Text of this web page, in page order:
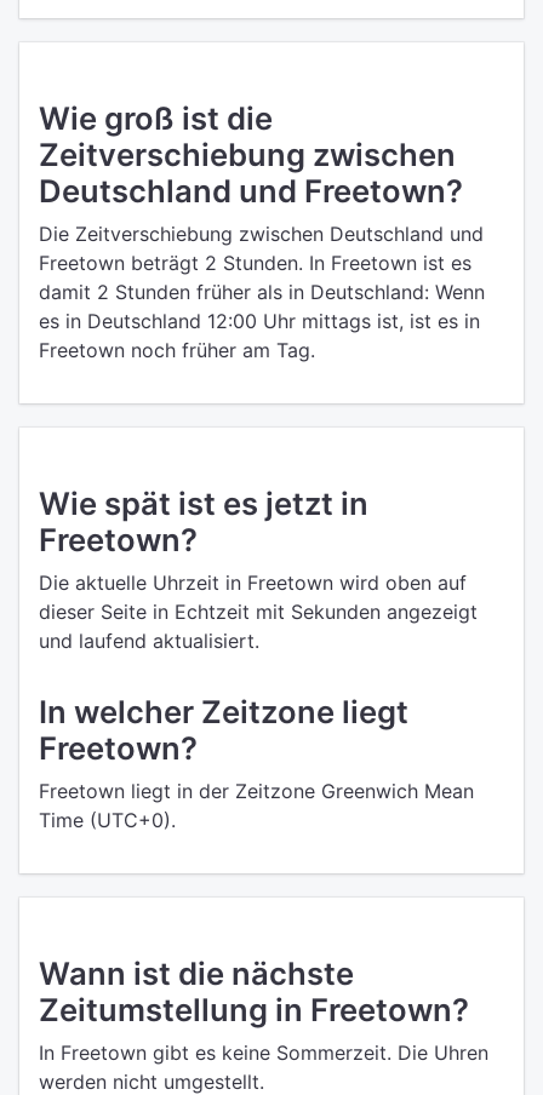
Wie groß ist die
Zeitverschiebung zwischen
Deutschland und Freetown?
Die Zeitverschiebung zwischen Deutschland und
Freetown beträgt 2 Stunden. In Freetown ist es
damit 2 Stunden früher als in Deutschland: Wenn
es in Deutschland 12:00 Uhr mittags ist, ist es in
Freetown noch früher am Tag.
Wie spät ist es jetzt in
Freetown?
Die aktuelle Uhrzeit in Freetown wird oben auf
dieser Seite in Echtzeit mit Sekunden angezeigt
und laufend aktualisiert.
In welcher Zeitzone liegt
Freetown?
Freetown liegt in der Zeitzone Greenwich Mean
Time (UTC+0).
Wann ist die nächste
Zeitumstellung in Freetown?
In Freetown gibt es keine Sommerzeit. Die Uhren
werden nicht umgestellt.